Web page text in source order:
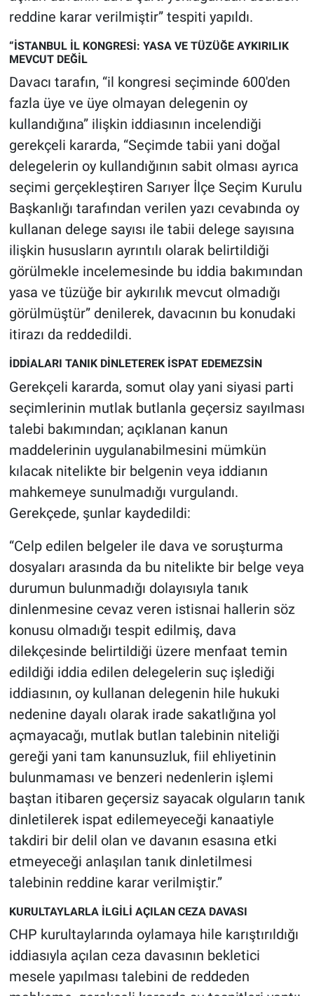
reddine karar verilmiştir” tespiti yapıldı.
“İSTANBUL İL KONGRESİ: YASA VE TÜZÜĞE AYKIRILIK
MEVCUT DEĞİL
Davacı tarafın, “il kongresi seçiminde 600'den
fazla üye ve üye olmayan delegenin oy
kullandığına” ilişkin iddiasının incelendiği
gerekçeli kararda, “Seçimde tabii yani doğal
delegelerin oy kullandığının sabit olması ayrıca
seçimi gerçekleştiren Sarıyer İlçe Seçim Kurulu
Başkanlığı tarafından verilen yazı cevabında oy
kullanan delege sayısı ile tabii delege sayısına
ilişkin hususların ayrıntılı olarak belirtildiği
görülmekle incelemesinde bu iddia bakımından
yasa ve tüzüğe bir aykırılık mevcut olmadığı
görülmüştür” denilerek, davacının bu konudaki
itirazı da reddedildi.
İDDİALARI TANIK DİNLETEREK İSPAT EDEMEZSİN
Gerekçeli kararda, somut olay yani siyasi parti
seçimlerinin mutlak butlanla geçersiz sayılması
talebi bakımından; açıklanan kanun
maddelerinin uygulanabilmesini mümkün
kılacak nitelikte bir belgenin veya iddianın
mahkemeye sunulmadığı vurgulandı.
Gerekçede, şunlar kaydedildi:
“Celp edilen belgeler ile dava ve soruşturma
dosyaları arasında da bu nitelikte bir belge veya
durumun bulunmadığı dolayısıyla tanık
dinlenmesine cevaz veren istisnai hallerin söz
konusu olmadığı tespit edilmiş, dava
dilekçesinde belirtildiği üzere menfaat temin
edildiği iddia edilen delegelerin suç işlediği
iddiasının, oy kullanan delegenin hile hukuki
nedenine dayalı olarak irade sakatlığına yol
açmayacağı, mutlak butlan talebinin niteliği
gereği yani tam kanunsuzluk, fiil ehliyetinin
bulunmaması ve benzeri nedenlerin işlemi
baştan itibaren geçersiz sayacak olguların tanık
dinletilerek ispat edilemeyeceği kanaatiyle
takdiri bir delil olan ve davanın esasına etki
etmeyeceği anlaşılan tanık dinletilmesi
talebinin reddine karar verilmiştir.”
KURULTAYLARLA İLGİLİ AÇILAN CEZA DAVASI
CHP kurultaylarında oylamaya hile karıştırıldığı
iddiasıyla açılan ceza davasının bekletici
mesele yapılması talebini de reddeden